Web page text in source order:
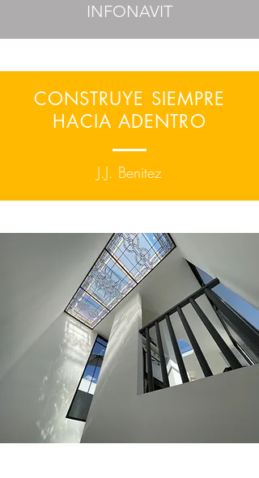
INFONAVIT
CONSTRUYE SIEMPRE
HACIA ADENTRO
J.J. Benitez